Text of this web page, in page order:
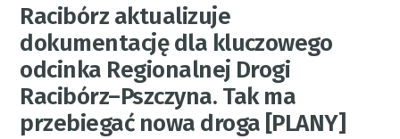
Racibórz aktualizuje
dokumentację dla kluczowego
odcinka Regionalnej Drogi
Racibórz–Pszczyna. Tak ma
przebiegać nowa droga [PLANY]